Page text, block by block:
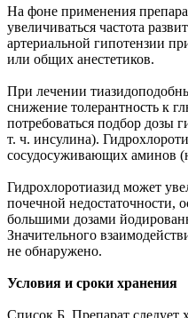
На фоне применения
увеличиваться частота
артериальной гипотензии
или общих анестетиков.
При лечении
снижение толерантность к
потребоваться подбор дозы
т. ч. инсулина).
сосудосуживающих аминов
Гидрохлоротиазид может
почечной недостаточности,
большими дозами
Значительного
не обнаружено.
Условия и сроки хранения
Список Б. Препарат следует